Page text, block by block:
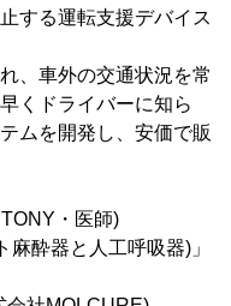
する運転支援デバイス
、車外の交通状況を常
くドライバーに知ら
ムを開発し、安価で販
・医師)
麻酔器と人工呼吸器)」